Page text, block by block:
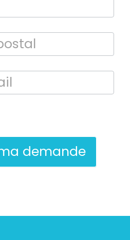
demande